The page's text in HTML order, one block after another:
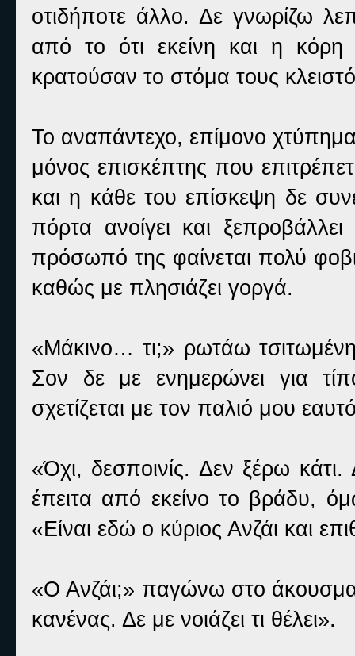
οτιδήποτε άλλο. Δε γνωρίζω
από το ότι εκείνη και η
κρατούσαν το στόμα τους
Το αναπάντεχο, επίμονο
μόνος επισκέπτης που
και η κάθε του επίσκεψη δε
πόρτα ανοίγει και
πρόσωπό της φαίνεται πολύ
καθώς με πλησιάζει γοργά.
«Μάκινο… τι;» ρωτάω
Σον δε με ενημερώνει για
σχετίζεται με τον παλιό μου
«Όχι, δεσποινίς. Δεν ξέρω
έπειτα από εκείνο το βράδυ,
«Είναι εδώ ο κύριος Ανζάι και
«Ο Ανζάι;» παγώνω στο άκουσμα
κανένας. Δε με νοιάζει τι θέλει».